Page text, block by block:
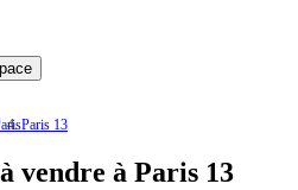
Paris 13
vendre à Paris 13